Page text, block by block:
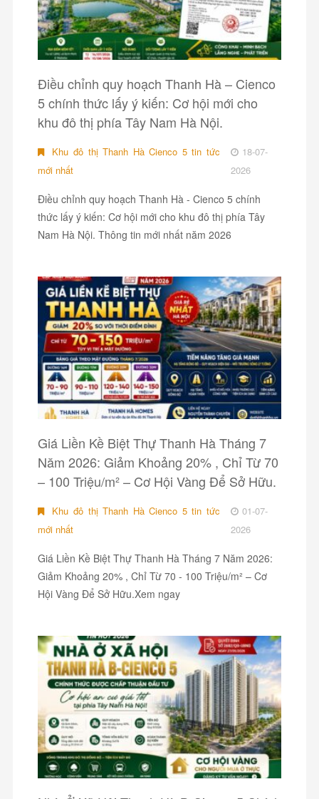
Điều chỉnh quy hoạch Thanh Hà – Cienco
5 chính thức lấy ý kiến: Cơ hội mới cho
khu đô thị phía Tây Nam Hà Nội.
Khu đô thị Thanh Hà Cienco 5 tin tức
mới nhất
18-07-
2026
Điều chỉnh quy hoạch Thanh Hà - Cienco 5 chính
thức lấy ý kiến: Cơ hội mới cho khu đô thị phía Tây
Nam Hà Nội. Thông tin mới nhất năm 2026
Giá Liền Kề Biệt Thự Thanh Hà Tháng 7
Năm 2026: Giảm Khoảng 20% , Chỉ Từ 70
– 100 Triệu/m² – Cơ Hội Vàng Để Sở Hữu.
Khu đô thị Thanh Hà Cienco 5 tin tức
mới nhất
01-07-
2026
Giá Liền Kề Biệt Thự Thanh Hà Tháng 7 Năm 2026:
Giảm Khoảng 20% , Chỉ Từ 70 - 100 Triệu/m² – Cơ
Hội Vàng Để Sở Hữu.Xem ngay